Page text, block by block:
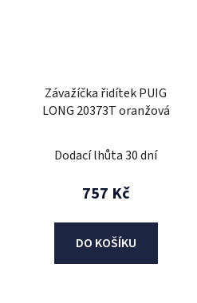
Závažíčka řidítek PUIG
LONG 20373T oranžová
Dodací lhůta 30 dní
757 Kč
DO KOŠÍKU